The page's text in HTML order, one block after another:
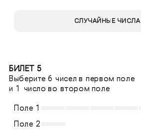
СЛУЧАЙНЫЕ ЧИСЛА
БИЛЕТ 5
Выберите 6 чисел в первом поле
и 1 число во втором поле
Поле 1
Поле 2